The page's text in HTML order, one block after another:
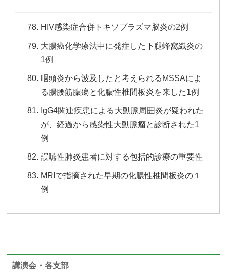
HIV感染症合併トキソプラズマ脳炎の2例
大腸癌化学療法中に発症した下腿蜂窩織炎の
1例
咽頭炎から波及したと考えられるMSSAによ
る腸腰筋膿瘍と化膿性椎間板炎を来した1例
IgG4関連疾患による大動脈周囲炎が疑われた
が、経過から感染性大動脈瘤と診断された1
例
誤嚥性肺炎患者に対する包括的診療の重要性
MRIで指摘された早期の化膿性椎間板炎の１
例
講演会・各支部